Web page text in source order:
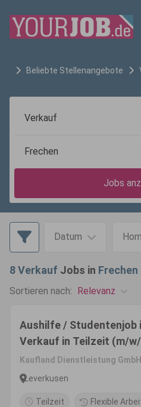
Beliebte Stellenangebote
Jobs
Datum
8Verkauf Jobs in Frechen
Sortieren nach: Relevanz
Aushilfe / Studentenjob
Verkauf in Teilzeit (m/
Kaufland Dienstleistung GmbH
Leverkusen
Teilzeit Flexible